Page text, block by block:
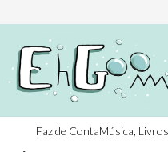
Faz de ContaMúsica,